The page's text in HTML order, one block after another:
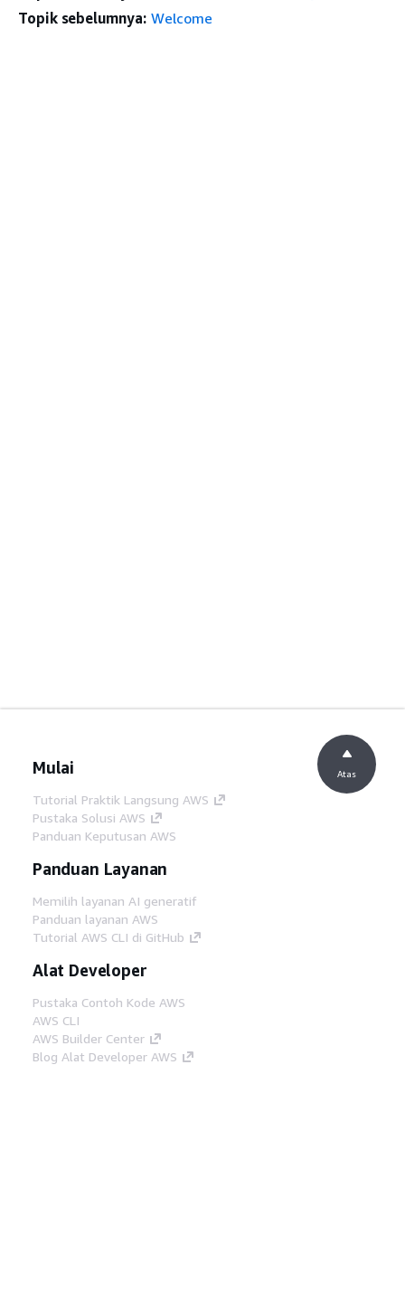
Topik sebelumnya: Welcome
Mulai
Tutorial Praktik Langsung AWS
Pustaka Solusi AWS
Panduan Keputusan AWS
Panduan Layanan
Memilih layanan AI generatif
Panduan layanan AWS
Tutorial AWS CLI di GitHub
Alat Developer
Pustaka Contoh Kode AWS
AWS CLI
AWS Builder Center
Blog Alat Developer AWS
Atas